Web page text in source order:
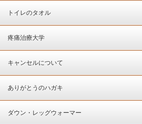
トイレのタオル
疼痛治療大学
キャンセルについて
ありがとうのハガキ
ダウン・レッグウォーマー